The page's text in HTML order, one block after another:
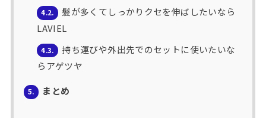
4.2.
髪が多くてしっかりクセを伸ばしたいなら
LAVIEL
4.3.
持ち運びや外出先でのセットに使いたいな
らアゲツヤ
5. まとめ